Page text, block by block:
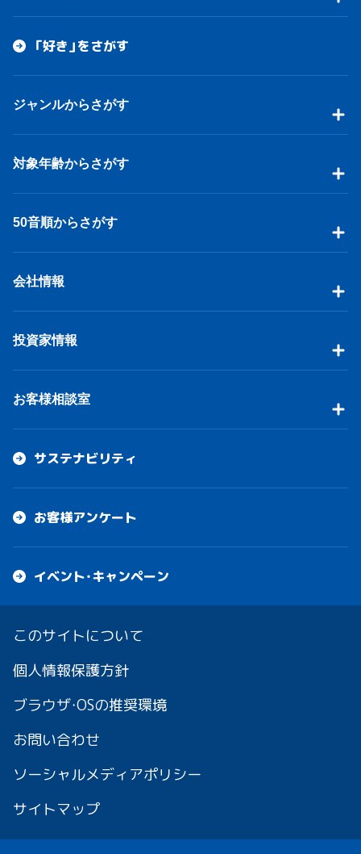
「好き」をさがす
ジャンルからさがす
対象年齢からさがす
50音順からさがす
会社情報
投資家情報
お客様相談室
サステナビリティ
お客様アンケート
イベント・キャンペーン
このサイトについて
個人情報保護方針
ブラウザ・OSの推奨環境
お問い合わせ
ソーシャルメディアポリシー
サイトマップ